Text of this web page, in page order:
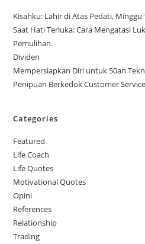
Kisahku: Lahir di Atas Pedati, Minggu
Saat Hati Terluka: Cara Mengatasi
Pemulihan.
Dividen
Mempersiapkan Diri untuk 50an
Penipuan Berkedok Customer Service
Categories
Featured
Life Coach
Life Quotes
Motivational Quotes
Opini
References
Relationship
Trading